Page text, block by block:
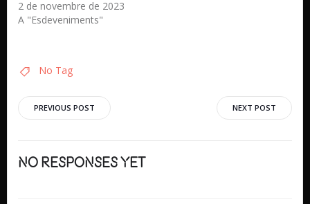
2 de novembre de 2023
A "Esdeveniments"
No Tag
Navegació
d'entrades
PREVIOUS POST NEXT POST
No responses yet